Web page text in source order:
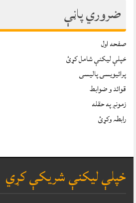
ضروري پاڼې
صفحه اول
خپلې ليکنې شامل کړئ
پرائیویسی پالیسی
قوائد و ضوابط
زمونږ په حقله
رابطہ وکړئ
خپلې ليکنې شريکې کړي